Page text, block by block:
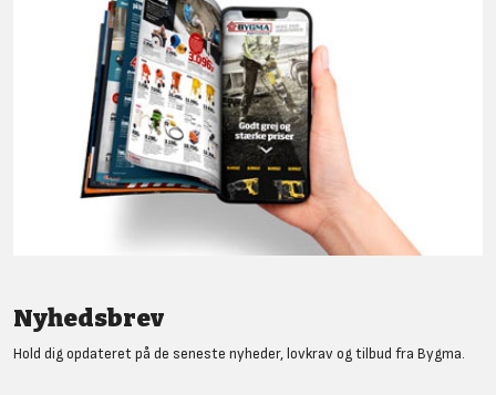
Nyhedsbrev
Hold dig opdateret på de seneste nyheder, lovkrav og tilbud fra Bygma.